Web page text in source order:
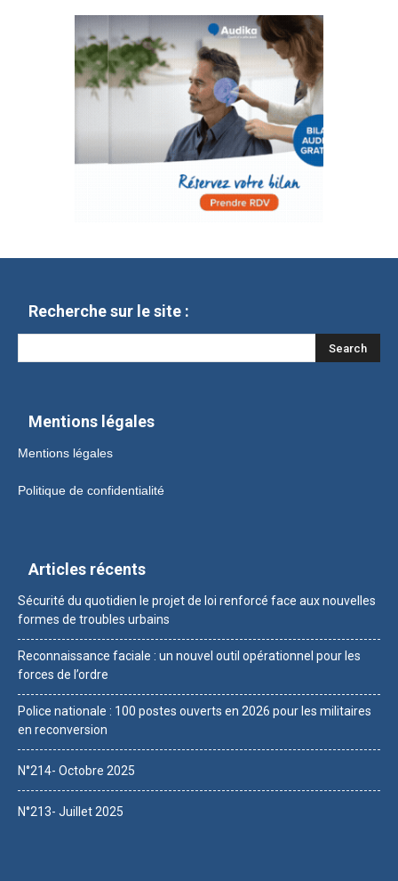
Recherche sur le site :
Mentions légales
Mentions légales
Politique de confidentialité
Articles récents
Sécurité du quotidien le projet de loi renforcé face aux nouvelles
formes de troubles urbains
Reconnaissance faciale : un nouvel outil opérationnel pour les
forces de l’ordre
Police nationale : 100 postes ouverts en 2026 pour les militaires
en reconversion
N°214- Octobre 2025
N°213- Juillet 2025